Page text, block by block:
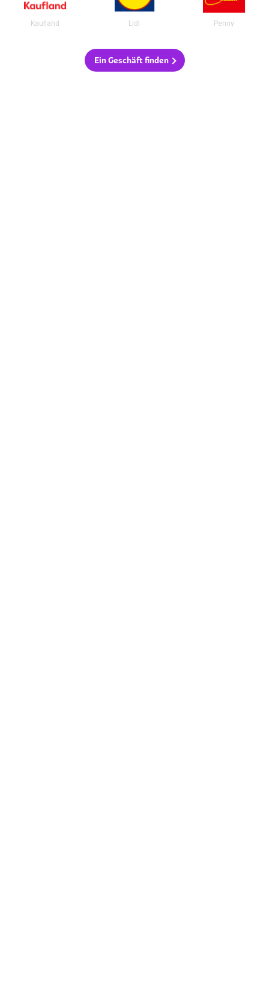
Kaufland Lidl Penny
Ein Geschäft finden